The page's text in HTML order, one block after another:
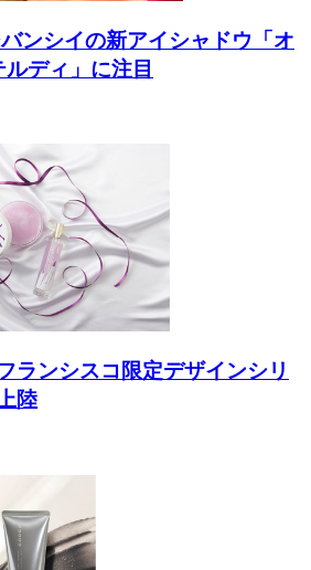
ンシイの新アイシャドウ「オ
ディ」に注目
ランシスコ限定デザインシリ
陸